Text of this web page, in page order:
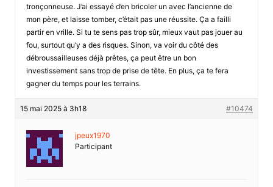
tronçonneuse. J’ai essayé d’en bricoler un avec l’ancienne de
mon père, et laisse tomber, c’était pas une réussite. Ça a failli
partir en vrille. Si tu te sens pas trop sûr, mieux vaut pas jouer au
fou, surtout qu’y a des risques. Sinon, va voir du côté des
débroussailleuses déjà prêtes, ça peut être un bon
investissement sans trop de prise de tête. En plus, ça te fera
gagner du temps pour les terrains.
15 mai 2025 à 3h18 #10474
jpeux1970
Participant